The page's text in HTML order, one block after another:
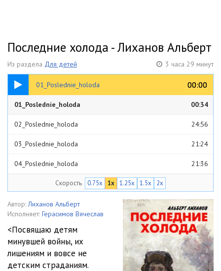
Последние холода - Лиханов Альберт
Из раздела Для детей 3 часа 29 минут
01_Poslednie_holoda 00:00
00:00
00:34
01_Poslednie_holoda 00:34
02_Poslednie_holoda 24:56
03_Poslednie_holoda 21:24
04_Poslednie_holoda 21:36
05_Poslednie_holoda
06_Poslednie_holoda 23:04
23:20
08_Poslednie_holoda 20:02
09_Poslednie_holoda 23:54
Скорость 0.75x 1x 1.25x 1.5x 2x
Автор: Лиханов Альберт
Исполняет: Герасимов Вячеслав
<Посвящаю детям
минувшей войны, их
лишениям и вовсе не
детским страданиям.